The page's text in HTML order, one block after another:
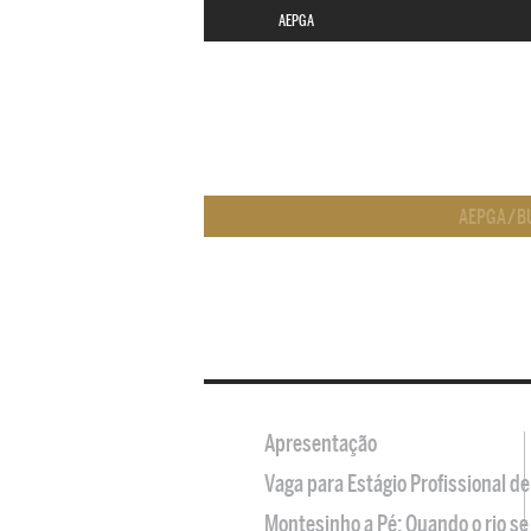
AEPGA
AEPGA/
Apresentação
Vaga para Estágio Profissional
Montesinho a Pé: Quando o rio